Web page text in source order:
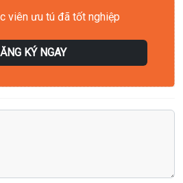
viên ưu tú đã tốt nghiệp
KÝ NGAY